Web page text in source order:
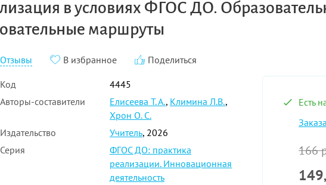
в условиях ФГОС ДО.
маршруты
Отзывы В избранное Поделиться
Есть
166
149
Код
4445
Авторы-составители
Елисеева Т. А., Климина Л.В.,
Хрон О. С.
Издательство
Учитель, 2026
Серия
ФГОС ДО: практика
реализации. Инновационная
деятельность